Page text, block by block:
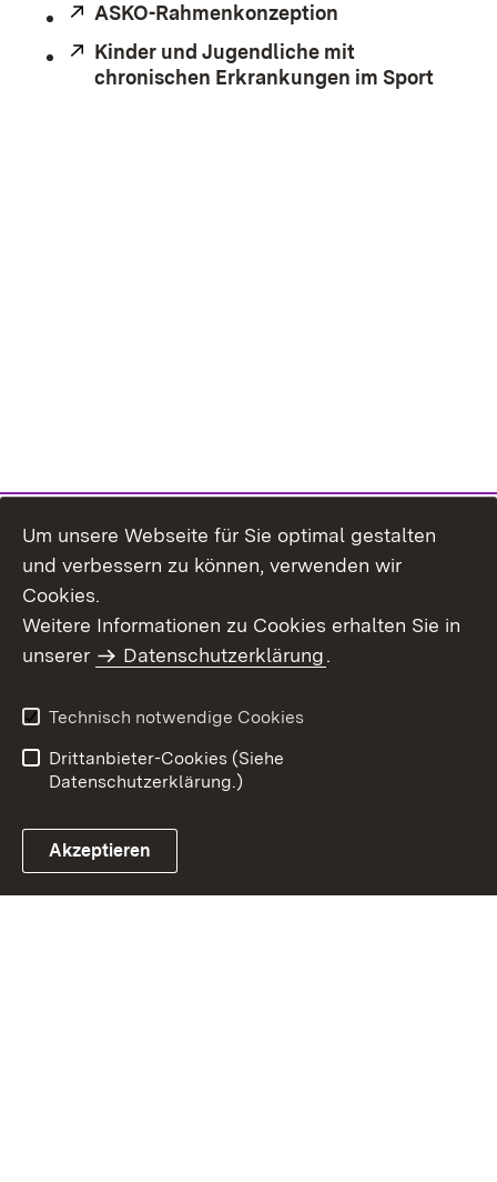
Extern:
ASKO-Rahmenkonzeption
Extern:
Kinder und Jugendliche mit
chronischen Erkrankungen im Sport
Benutzungshinweise
Erklärung zur
Um unsere Webseite für Sie optimal gestalten
und verbessern zu können, verwenden wir
Cookies.
Weitere Informationen zu Cookies erhalten Sie in
unserer
Datenschutzerklärung.
Technisch notwendige Cookies
Drittanbieter-Cookies (Siehe
Datenschutzerklärung.)
Akzeptieren